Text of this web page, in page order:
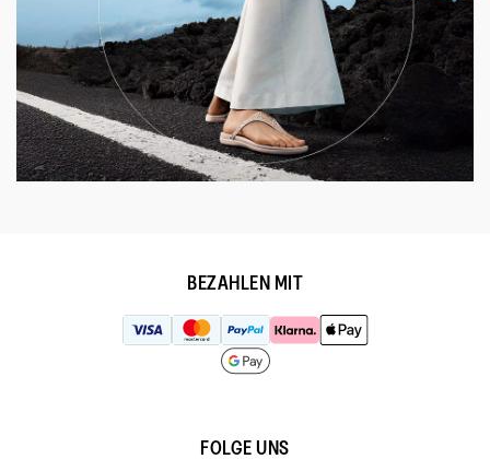
BEZAHLEN MIT
FOLGE UNS